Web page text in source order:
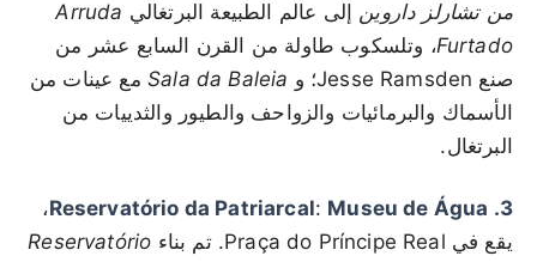
من تشارلز داروين إلى عالم الطبيعة البرتغالي Arruda
Furtado، وتلسكوب طاولة من القرن السابع عشر من
صنع Jesse Ramsden؛ و
Sala da Baleiaمع عينات من
الأسماك والبرمائيات والزواحف والطيور والثدييات من
البرتغال.
3. Reservatório da Patriarcal
: Museu de Água
،
يقع في Praça do Príncipe Real. تم بناء
Reservatório